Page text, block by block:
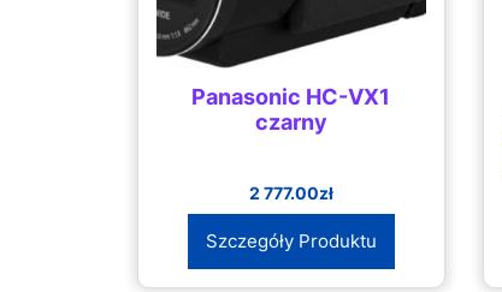
Panasonic HC-VX1
czarny
2 777.00zł
Szczegóły Produktu